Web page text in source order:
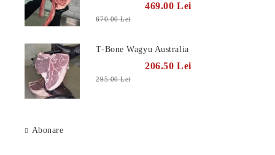
469.00 Lei
670.00 Lei
T-Bone Wagyu Australia
206.50 Lei
295.00 Lei
Abonare